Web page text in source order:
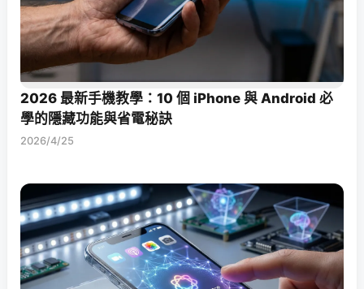
2026 最新手機教學：10 個 iPhone 與 Android 必
學的隱藏功能與省電秘訣
2026/4/25